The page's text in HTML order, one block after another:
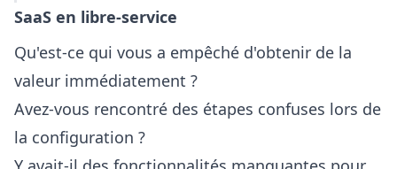
SaaS en libre-service
Qu'est-ce qui vous a empêché d'obtenir de la
valeur immédiatement ?
Avez-vous rencontré des étapes confuses lors de
la configuration ?